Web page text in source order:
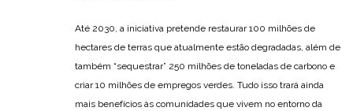
Até 2030, a iniciativa pretende restaurar 100 milhões de
hectares de terras que atualmente estão degradadas, além de
também “sequestrar” 250 milhões de toneladas de carbono e
criar 10 milhões de empregos verdes. Tudo isso trará ainda
mais benefícios às comunidades que vivem no entorno da